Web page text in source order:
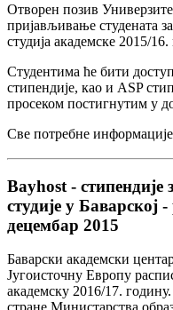
Отворен позив
пријављивање студената
студија академске 2015/
Студентима ће бити
стипендије, као и ASP
просеком постигнутим у
Све потребне информације
Bayhost - стипендије
студије у Баварској
децембар 2015
Баварски академски
Југоисточну Европу
академску 2016/17.